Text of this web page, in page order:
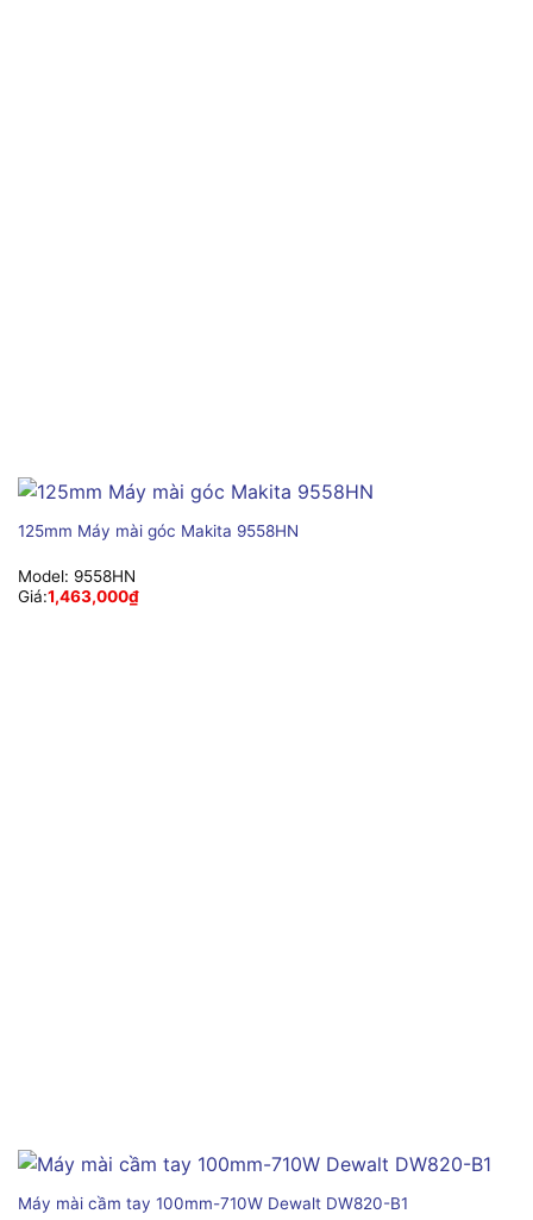
125mm Máy mài góc Makita 9558HN
Model: 9558HN
Giá:1,463,000₫
Máy mài cầm tay 100mm-710W Dewalt DW820-B1